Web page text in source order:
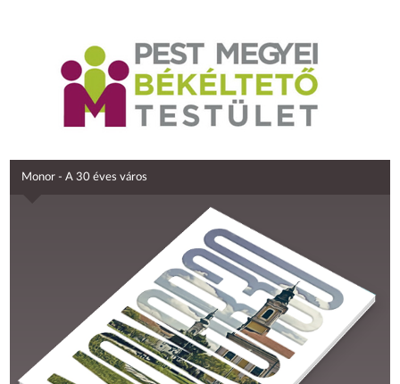
Monor - A 30 éves város